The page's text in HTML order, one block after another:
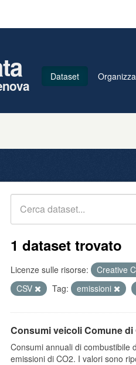
Dataset
1 dataset trovato
Licenze sulle risorse: Creative
CSV
Tag: emissioni
Consumi veicoli Comune di
Consumi annuali di combustibile
emissioni di CO2. I valori sono